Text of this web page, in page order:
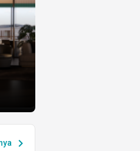
chevron_right